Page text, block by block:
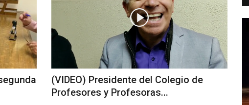
(VIDEO) Presidente del Colegio de
Profesores y Profesoras...